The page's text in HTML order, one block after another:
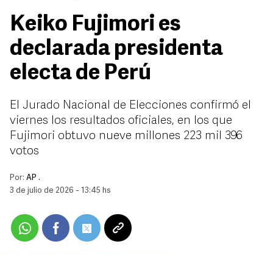
Keiko Fujimori es
declarada presidenta
electa de Perú
El Jurado Nacional de Elecciones confirmó el
viernes los resultados oficiales, en los que
Fujimori obtuvo nueve millones 223 mil 396
votos
Por: AP .
3 de julio de 2026 - 13:45 hs